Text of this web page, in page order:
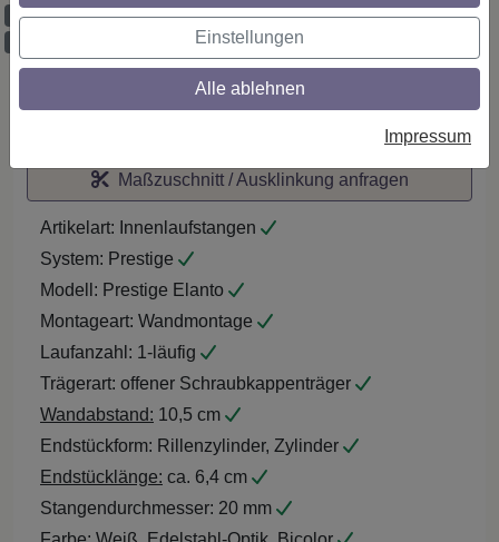
Maßzuschnitt möglich
Maßzuschnitt / Ausklinkung anfragen
Artikelart: Innenlaufstangen
System: Prestige
Modell: Prestige Elanto
Montageart: Wandmontage
Laufanzahl: 1-läufig
Trägerart: offener Schraubkappenträger
Wandabstand: 10,5 cm
Endstückform: Rillenzylinder, Zylinder
Endstücklänge: ca. 6,4 cm
Stangendurchmesser: 20 mm
Einstellungen
Alle ablehnen
Impressum